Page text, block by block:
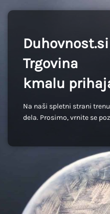
Trgovina
kmalu
Na naši spletni strani
dela. Prosimo, vrnite se